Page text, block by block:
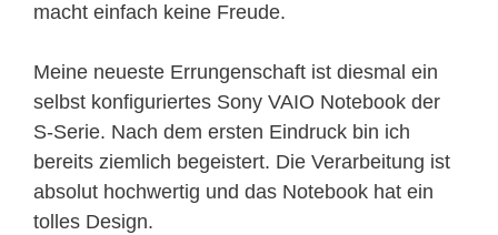
macht einfach keine Freude.
Meine neueste Errungenschaft ist diesmal ein
selbst konfiguriertes Sony VAIO Notebook der
S-Serie. Nach dem ersten Eindruck bin ich
bereits ziemlich begeistert. Die Verarbeitung ist
absolut hochwertig und das Notebook hat ein
tolles Design.